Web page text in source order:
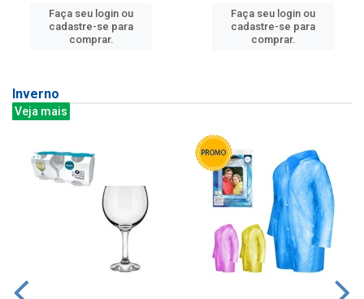
Faça seu login ou
cadastre-se para
comprar.
Faça seu login ou
cadastre-se para
comprar.
Inverno
Veja mais